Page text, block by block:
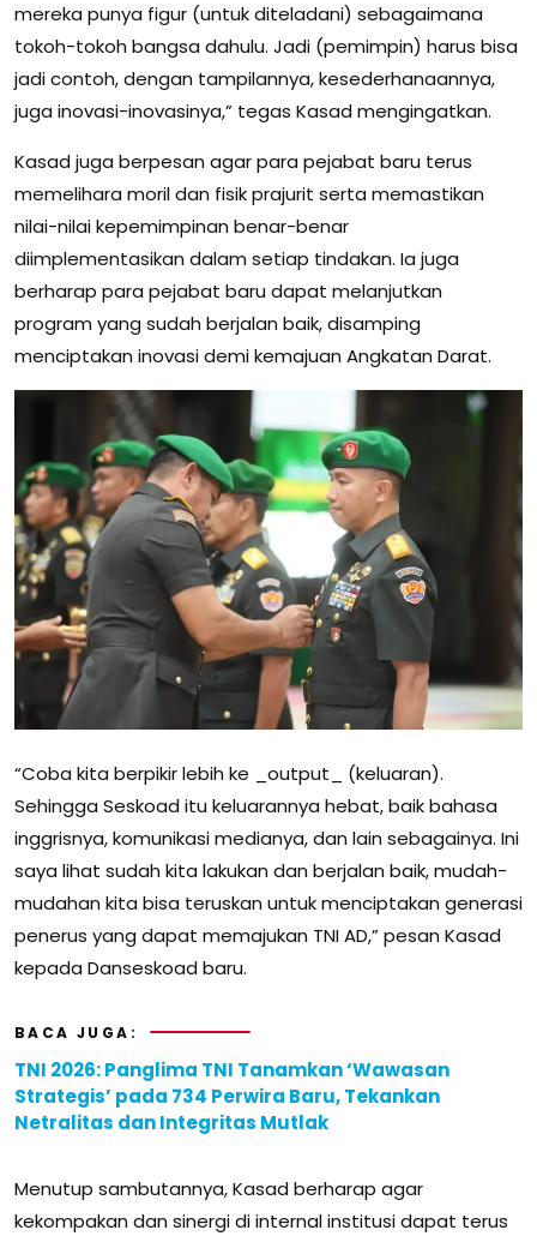
mereka punya figur (untuk diteladani) sebagaimana
tokoh-tokoh bangsa dahulu. Jadi (pemimpin) harus bisa
jadi contoh, dengan tampilannya, kesederhanaannya,
juga inovasi-inovasinya,” tegas Kasad mengingatkan.
Kasad juga berpesan agar para pejabat baru terus
memelihara moril dan fisik prajurit serta memastikan
nilai-nilai kepemimpinan benar-benar
diimplementasikan dalam setiap tindakan. Ia juga
berharap para pejabat baru dapat melanjutkan
program yang sudah berjalan baik, disamping
menciptakan inovasi demi kemajuan Angkatan Darat.
“Coba kita berpikir lebih ke _output_ (keluaran).
Sehingga Seskoad itu keluarannya hebat, baik bahasa
inggrisnya, komunikasi medianya, dan lain sebagainya. Ini
saya lihat sudah kita lakukan dan berjalan baik, mudah-
mudahan kita bisa teruskan untuk menciptakan generasi
penerus yang dapat memajukan TNI AD,” pesan Kasad
kepada Danseskoad baru.
BACA JUGA:
TNI 2026: Panglima TNI Tanamkan ‘Wawasan
Strategis’ pada 734 Perwira Baru, Tekankan
Netralitas dan Integritas Mutlak
Menutup sambutannya, Kasad berharap agar
kekompakan dan sinergi di internal institusi dapat terus